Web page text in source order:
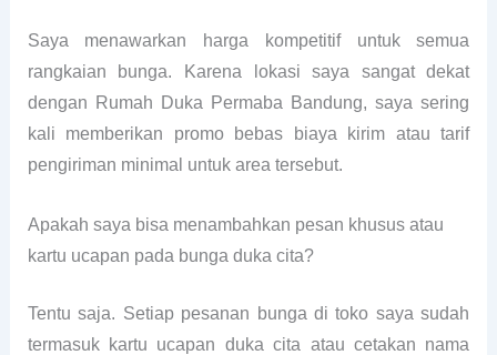
Saya menawarkan harga kompetitif untuk semua
rangkaian bunga. Karena lokasi saya sangat dekat
dengan Rumah Duka Permaba Bandung, saya sering
kali memberikan promo bebas biaya kirim atau tarif
pengiriman minimal untuk area tersebut.
Apakah saya bisa menambahkan pesan khusus atau
kartu ucapan pada bunga duka cita?
Tentu saja. Setiap pesanan bunga di toko saya sudah
termasuk kartu ucapan duka cita atau cetakan nama